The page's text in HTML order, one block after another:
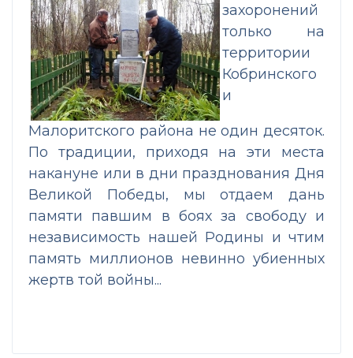
захоронений
только на
территории
Кобринского
и
Малоритского района не один десяток.
По традиции, приходя на эти места
накануне или в дни празднования Дня
Великой Победы, мы отдаем дань
памяти павшим в боях за свободу и
независимость нашей Родины и чтим
память миллионов невинно убиенных
жертв той войны...